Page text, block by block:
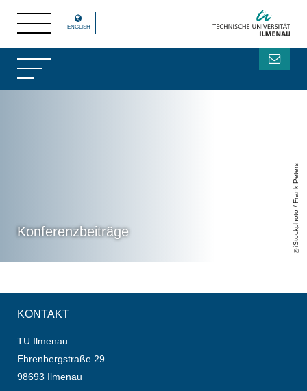
InIT der TU Ilmenau
Konferenzbeiträge iStockphoto / Frank Peters
ENGLISH
KONTAKT
TU Ilmenau
Ehrenbergstraße 29
98693 Ilmenau